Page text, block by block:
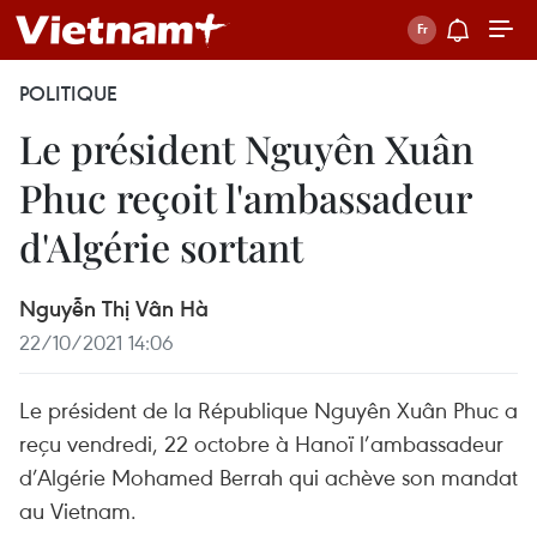
POLITIQUE
Le président Nguyên Xuân
Phuc reçoit l'ambassadeur
d'Algérie sortant
Nguyễn Thị Vân Hà
22/10/2021 14:06
Le président de la République Nguyên Xuân Phuc a
reçu vendredi, 22 octobre à Hanoï l’ambassadeur
d’Algérie Mohamed Berrah qui achève son mandat
au Vietnam.